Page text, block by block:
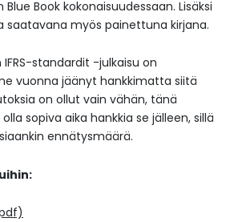
Book kokonaisuudessaan. Lisäksi
saatavana myös painettuna kirjana.
standardit -julkaisu on
vuonna jäänyt hankkimatta siitä
on ollut vain vähän, tänä
sopiva aika hankkia se jälleen, sillä
ennätysmäärä.